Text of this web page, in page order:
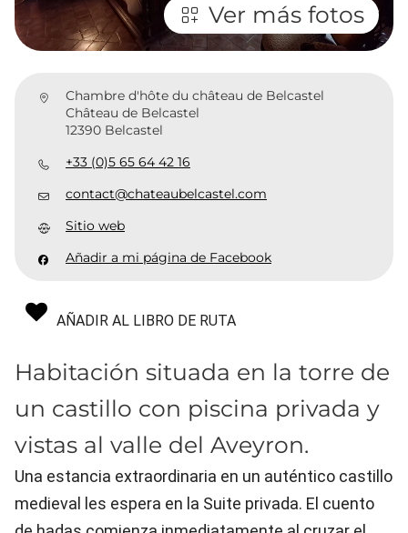
Ver más fotos
Chambre d'hôte du château de Belcastel
Château de Belcastel
12390 Belcastel
+33 (0)5 65 64 42 16
contact@chateaubelcastel.com
Sitio web
Añadir a mi página de Facebook
AÑADIR AL LIBRO DE RUTA
Habitación situada en la torre de
un castillo con piscina privada y
vistas al valle del Aveyron.
Una estancia extraordinaria en un auténtico castillo
medieval les espera en la Suite privada. El cuento